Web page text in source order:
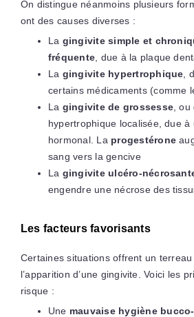
On distingue néanmoins plusieurs
ont des causes diverses :
La gingivite simple et
fréquente , due à la plaque
La gingivite hypertrophique ,
certains médicaments (comme
La gingivite de grossesse ,
hypertrophique localisée, due à
hormonal. La progestérone
sang vers la gencive
La gingivite ulcéro-
engendre une nécrose des
Les facteurs favorisants
Certaines situations offrent un
l’apparition d’une gingivite. Voici les
risque :
Une mauvaise hygiène